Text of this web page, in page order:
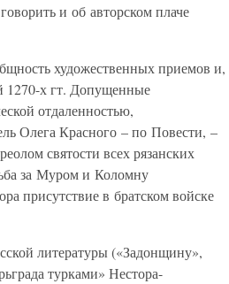
и об авторском плаче
художественных приемов и,
1270-х гт. Допущенные
отдаленностью,
Олега Красного – по Повести, –
святости всех рязанских
за Муром и Коломну
присутствие в братском войске
литературы («Задонщину»,
турками» Нестора-